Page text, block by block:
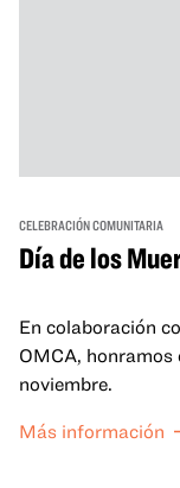
CELEBRACIÓN COMUNITARIA
Día de los
En colaboración
OMCA, honramos
noviembre.
Más información